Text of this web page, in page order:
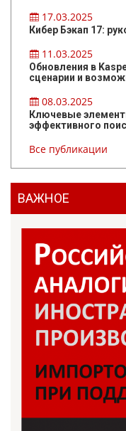
17.03.2025
Кибер Бэкап 17:
11.03.2025
Обновления в
сценарии и
08.03.2025
Ключевые
эффективного
Все публикации
ВАЖНОЕ